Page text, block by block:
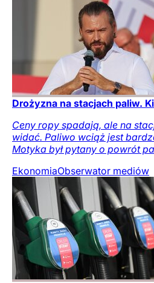
Drożyzna na stacjach paliw.
Ceny ropy spadają, ale na
widać. Paliwo wciąż jest
Motyka był pytany o powrót
EkonomiaObserwator mediów